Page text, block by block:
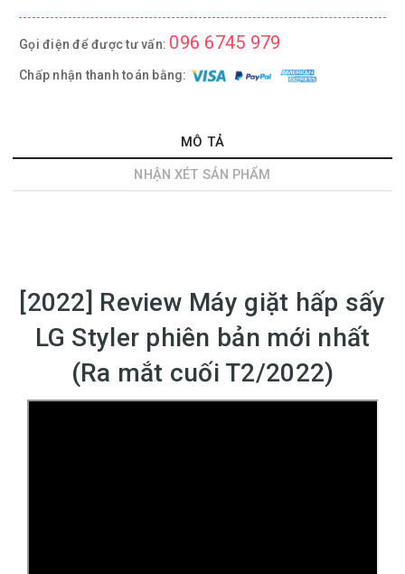
Gọi điện để được tư vấn: 096 6745 979
Chấp nhận thanh toán bằng:
MÔ TẢ
NHẬN XÉT SẢN PHẨM
[2022] Review Máy giặt hấp sấy
LG Styler phiên bản mới nhất
(Ra mắt cuối T2/2022)